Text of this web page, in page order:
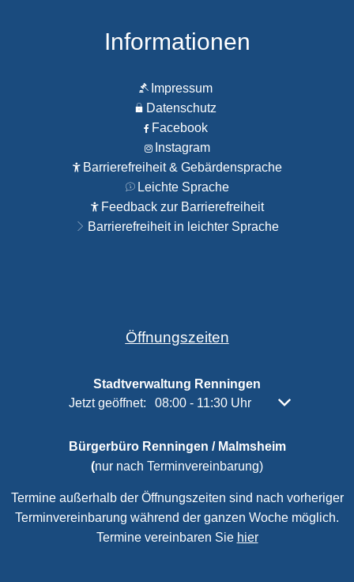
Informationen
Impressum
Datenschutz
Facebook
Instagram
Barrierefreiheit & Gebärdensprache
Leichte Sprache
Feedback zur Barrierefreiheit
Barrierefreiheit in leichter Sprache
Öffnungszeiten
Stadtverwaltung Renningen
Klicken, um weitere Öffnungs- oder Schließzeiten
Jetzt geöffnet: 08:00- 11:30Uhr Von 08:00 bis
Bürgerbüro Renningen / Malmsheim
(nur nach Terminvereinbarung)
Termine außerhalb der Öffnungszeiten sind nach vorheriger
Terminvereinbarung während der ganzen Woche möglich.
Termine vereinbaren Sie hier